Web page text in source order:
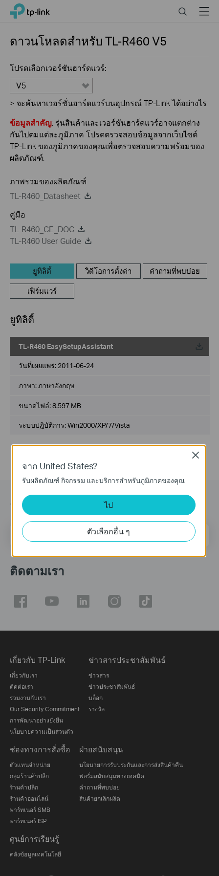
Click
navigation
TP-Link, Reliably Smart SearchMenu
ดาวนโหลดสำหรับTL-R460V5
โปรดเลือกเวอร์ชันฮาร์ดแวร์:
V5
> จะค้นหาเวอร์ชั่นฮาร์ดแวร์บนอุปกรณ์ TP-Link ได้อย่างไร
ข้อมูลสำคัญ: รุ่นสินค้าและเวอร์ชันฮาร์ดแวร์อาจแตกต่าง
กันไปตมแต่ละภูมิภาค โปรดตรวจสอบข้อมูลจากเว็บไซต์
TP-Link ของภูมิภาคของคุณเพื่อตรวจสอบความพร้อมของ
ผลิตภัณฑ์.
ภาพรวมของผลิตภัณฑ์
TL-R460_Datasheet
คู่มือ
TL-R460_CE_DOC
TL-R460 User Guide
ยูทิลิตี้ วิดีโอการตั้งค่า คำถามที่พบบ่อย
เฟิร์มแวร์
ยูทิลิตี้
TL-R460 EasySetupAssistant
วันที่เผยแพร่: 2011-06-24
ภาษา:ภาษาอังกฤษ
ขนาดไฟล์:8.597 MB
ระบบปฎิบัติการ: Win2000/XP/7/Vista
ติดตามข้อมูลข่าวสาร
ที่อยู่อีเมล ลงทะเบียน
ติดตามเรา
เกี่ยวกับ TP-Link
เกี่ยวกับเรา
ติดต่อเรา
ร่วมงานกับเรา
Our Security Commitment
การพัฒนาอย่างยั่งยืน
นโยบายความเป็นส่วนตัว
ข่าวสารประชาสัมพันธ์
ข่าวสาร
ข่าวประชาสัมพันธ์
บล็อก
รางวัล
ช่องทางการสั่งซื้อ
ตัวแทนจำหน่าย
กลุ่มร้านค้าปลีก
ร้านค้าปลีก
ร้านค้าออนไลน์
พาร์ทเนอร์ SMB
พาร์ทเนอร์ ISP
ฝ่ายสนับสนุน
นโยบายการรับประกันและการส่งสินค้าคืน
ฟอรั่มสนับสนุนทางเทคนิค
คำถามที่พบบ่อย
สินค้ายกเลิกผลิต
ศูนย์การเรียนรู้
คลังข้อมูลเทคโนโลยี
จาก United States?
รับผลิตภัณฑ์ กิจกรรม และบริการสำหรับภูมิภาคของคุณ
ไป
ตัวเลือกอื่น ๆ
Close